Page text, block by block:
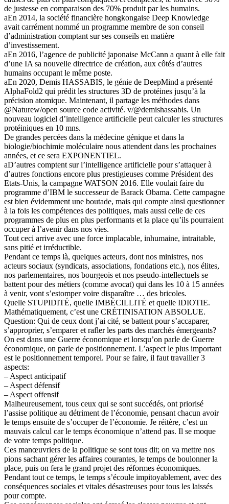
de justesse en comparaison des 70% produit par les humains.
aEn 2014, la société financière hongkongaise Deep Knowledge
avait carrément nommé un programme membre de son conseil
d’administration comptant sur ses conseils en matière
d’investissement.
aEn 2016, l’agence de publicité japonaise McCann a quant à elle fait
d’une IA sa nouvelle directrice de création, aux côtés d’autres
humains occupant le même poste.
aEn 2020, Demis HASSABIS, le génie de DeepMind a présenté
AlphaFold2 qui prédit les structures 3D de protéines jusqu’à la
précision atomique. Maintenant, il partage les méthodes dans
@Naturew/open source code activité. v/@demishassabis. Un
nouveau logiciel d’intelligence artificielle peut calculer les structures
protéiniques en 10 mns.
De grandes percées dans la médecine génique et dans la
biologie/biochimie moléculaire nous attendent dans les prochaines
années, et ce sera EXPONENTIEL.
aD’autres comptent sur l’intelligence artificielle pour s’attaquer à
d’autres fonctions encore plus prestigieuses comme Président des
Etats-Unis, la campagne WATSON 2016. Elle voulait faire du
programme d’IBM le successeur de Barack Obama. Cette campagne
est bien évidemment une boutade, mais qui compte ainsi questionner
à la fois les compétences des politiques, mais aussi celle de ces
programmes de plus en plus performants et la place qu’ils pourraient
occuper à l’avenir dans nos vies.
Tout ceci arrive avec une force implacable, inhumaine, intraitable,
sans pitié et irréductible.
Pendant ce temps là, quelques acteurs, dont nos ministres, nos
acteurs sociaux (syndicats, associations, fondations etc.), nos élites,
nos parlementaires, nos bourgeois et nos pseudo-intellectuels se
battent pour des métiers (comme avocat) qui dans les 10 à 15 années
à venir, vont s’estomper voire disparaître … des bricoles.
Quelle STUPIDITÉ, quelle IMBÉCILLITÉ et quelle IDIOTIE.
Mathématiquement, c’est une CRÉTINISATION ABSOLUE.
Question: Qui de ceux dont j’ai cité, se battent pour s’accaparer,
s’approprier, s’emparer et rafler les parts des marchés émergeants?
On est dans une Guerre économique et lorsqu’on parle de Guerre
économique, on parle de positionnement. L’aspect le plus important
est le positionnement temporel. Pour se faire, il faut travailler 3
aspects:
– Aspect anticipatif
– Aspect défensif
– Aspect offensif
Malheureusement, tous ceux qui se sont succédés, ont priorisé
l’assise politique au détriment de l’économie, pensant chacun avoir
le temps ensuite de s’occuper de l’économie. Je réitère, c’est un
mauvais calcul car le temps économique n’attend pas. Il se moque
de votre temps politique.
Ces manœuvriers de la politique se sont tous dit; on va mettre nos
pions sachant gérer les affaires courantes, le temps de boulonner la
place, puis on fera le grand projet des réformes économiques.
Pendant tout ce temps, le temps s’écoule impitoyablement, avec des
conséquences sociales et vitales désastreuses pour tous les laissés
pour compte.